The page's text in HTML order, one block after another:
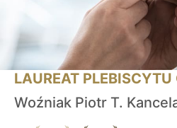
LAUREAT PLEBISCYTU
Woźniak Piotr T.